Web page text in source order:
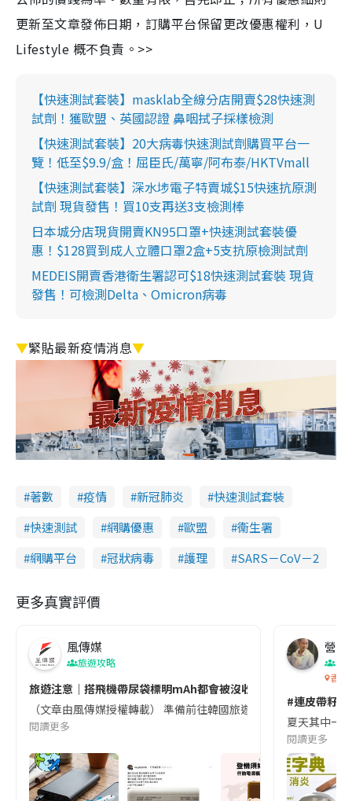
更新至文章發佈日期，訂購平台保留更改優惠權利，U
Lifestyle 概不負責。>>
【快速測試套裝】masklab全線分店開賣$28快速測
試劑！獲歐盟、英國認證 鼻咽拭子採樣檢測
【快速測試套裝】20大病毒快速測試劑購買平台一
覽！低至$9.9/盒！屈臣氏/萬寧/阿布泰/HKTVmall
【快速測試套裝】深水埗電子特賣城$15快速抗原測
試劑 現貨發售！買10支再送3支檢測棒
日本城分店現貨開賣KN95口罩+快速測試套裝優
惠！$128買到成人立體口罩2盒+5支抗原檢測試劑
MEDEIS開賣香港衛生署認可$18快速測試套裝 現貨
發售！可檢測Delta、Omicron病毒
▼緊貼最新疫情消息▼
著數 疫情 新冠肺炎
快速測試套裝
快速測試
網購優惠 歐盟
衞生署
網購平台
冠狀病毒 護理 SARS－CoV－2
更多真實評價
風傳媒
旅遊攻略
旅遊注意｜搭飛機帶尿袋標明mAh都會被沒收😱出發前切記檢查
（文章由風傳媒授權轉載） 準備前往韓國旅遊的民眾，近期要
閱讀更多
營養
香港
#連皮帶籽
夏天其中一
閱讀更多